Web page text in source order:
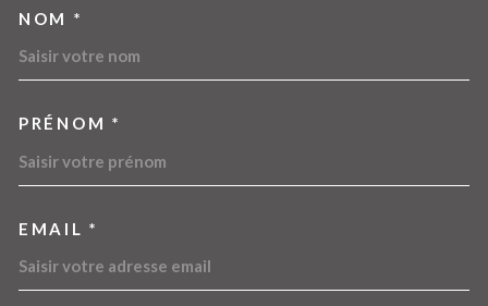
NOM *
PRÉNOM *
EMAIL *